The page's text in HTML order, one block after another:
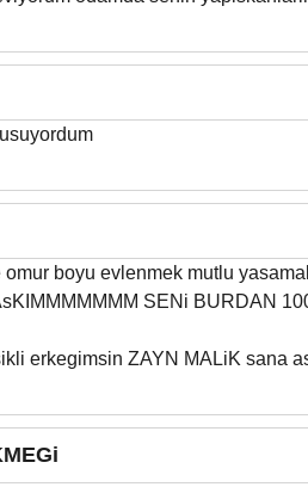
boyu evlenmek mutlu
SENi BURDAN
erkegimsin ZAYN MALiK sana